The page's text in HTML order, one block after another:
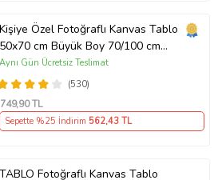
tuval kumaşı
yapılıp ahşap
gerilerek
amaçlı bir
kanvas tablo
Kişiye Özel Fotoğraflı Kanvas Tablo
50x70 cm Büyük Boy 70/100 cm
Duvar Tablosu – Sevgiliye & Aileye
Hediye , Babaya Hediye
(530)
Aynı Gün Ücretsiz Teslimat
749,90 TL
Sepette %25 İndirim 562,43 TL
TABLO Fotoğraflı Kanvas Tablo